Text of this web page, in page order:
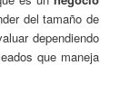
del tamaño de
dependiendo
que maneja